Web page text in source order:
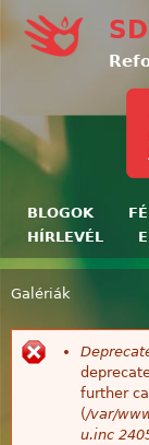
BLOGOK
HÍRLEVÉL
Jelenlegi hely
Galériák
further
(/var/
u.inc